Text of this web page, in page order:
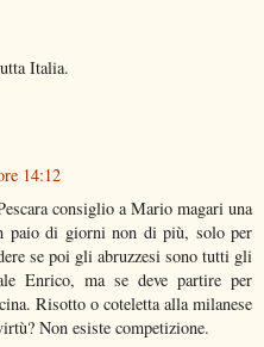
Italia.
14:12
consiglio a Mario magari una
paio di giorni non di più, solo per
se poi gli abruzzesi sono tutti gli
Enrico, ma se deve partire per
Risotto o coteletta alla milanese
Non esiste competizione.